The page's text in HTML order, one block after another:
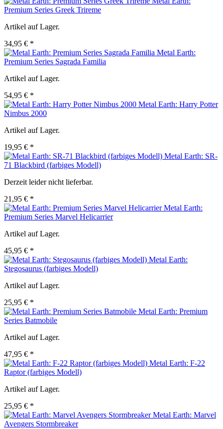
Premium Series Greek Trireme
Artikel auf Lager.
34,95 € *
Metal Earth:
Premium Series Sagrada Familia
Artikel auf Lager.
54,95 € *
Metal Earth: Harry Potter
Nimbus 2000
Artikel auf Lager.
19,95 € *
Metal Earth: SR-
71 Blackbird (farbiges Modell)
Derzeit leider nicht lieferbar.
21,95 € *
Metal Earth:
Premium Series Marvel Helicarrier
Artikel auf Lager.
45,95 € *
Metal Earth:
Stegosaurus (farbiges Modell)
Artikel auf Lager.
25,95 € *
Metal Earth: Premium
Series Batmobile
Artikel auf Lager.
47,95 € *
Metal Earth: F-22
Raptor (farbiges Modell)
Artikel auf Lager.
25,95 € *
Metal Earth: Marvel
Avengers Stormbreaker